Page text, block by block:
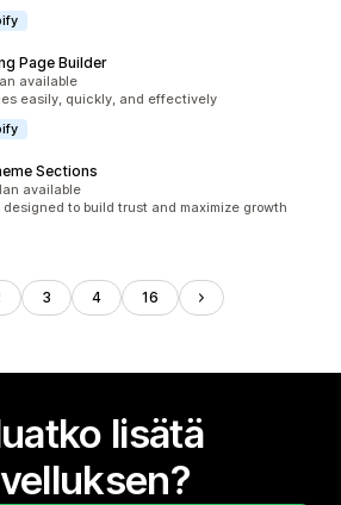
Page Builder
available
easily, quickly, and effectively
Sections
available
designed to build trust and maximize growth
3 4 16
lisätä